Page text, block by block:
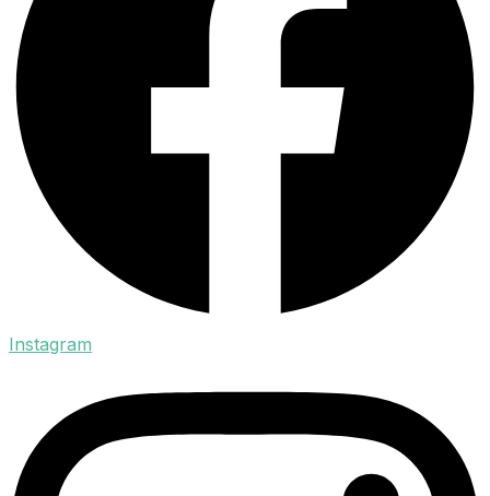
Instagram